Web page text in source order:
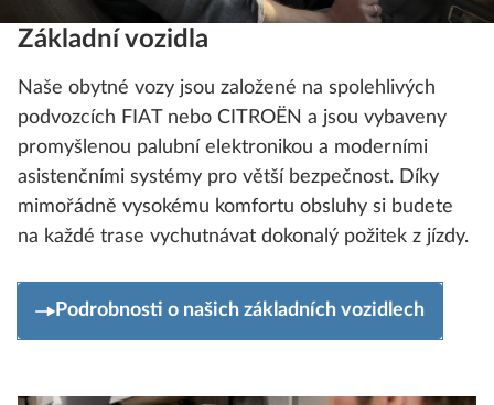
Základní vozidla
Naše obytné vozy jsou založené na spolehlivých
podvozcích FIAT nebo CITROËN a jsou vybaveny
promyšlenou palubní elektronikou a moderními
asistenčními systémy pro větší bezpečnost. Díky
mimořádně vysokému komfortu obsluhy si budete
na každé trase vychutnávat dokonalý požitek z jízdy.
Podrobnosti o našich základních vozidlech